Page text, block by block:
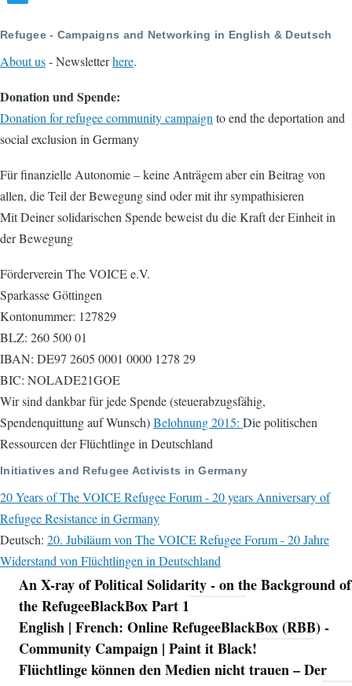
Refugee - Campaigns and Networking in English & Deutsch
About us- Newsletterhere.
Donation und Spende:
Donation for refugee community campaignto end the deportation and
social exclusion in Germany
Für finanzielle Autonomie – keine Anträgem aber ein Beitrag von
allen, die Teil der Bewegung sind oder mit ihr sympathisieren
Mit Deiner solidarischen Spende beweist du die Kraft der Einheit in
der Bewegung
Förderverein The VOICE e.V.
Sparkasse Göttingen
Kontonummer: 127829
BLZ: 260 500 01
IBAN: DE97 2605 0001 0000 1278 29
BIC: NOLADE21GOE
Wir sind dankbar für jede Spende (steuerabzugsfähig,
Spendenquittung auf Wunsch)Belohnung 2015: Die politischen
Ressourcen der Flüchtlinge in Deutschland
Initiatives and Refugee Activists in Germany
20 Years of The VOICE Refugee Forum - 20 years Anniversary of
Refugee Resistance in Germany
Deutsch: 20. Jubiläum von The VOICE Refugee Forum - 20 Jahre
Widerstand von Flüchtlingen in Deutschland
Navigation
An X-ray of Political Solidarity - on the Background of
the RefugeeBlackBox Part 1
English | French: Online RefugeeBlackBox (RBB) -
Community Campaign | Paint it Black!
Flüchtlinge können den Medien nicht trauen – Der